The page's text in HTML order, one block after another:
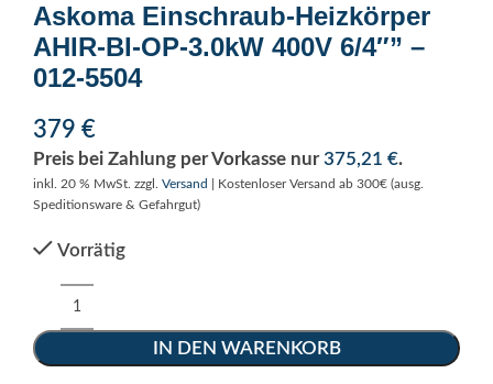
Askoma Einschraub-Heizkörper
AHIR-BI-OP-3.0kW 400V 6/4″” –
012-5504
379 €
Preis bei Zahlung per Vorkasse nur375,21 €.
inkl. 20 % MwSt. zzgl. Versand
| Kostenloser Versand ab 300€ (ausg.
Speditionsware & Gefahrgut)
Vorrätig
IN DEN WARENKORB
Alternative: